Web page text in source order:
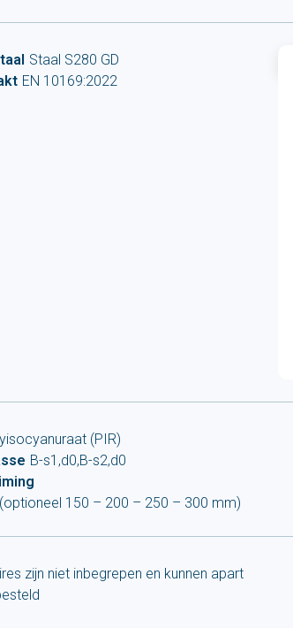
Staal S280 GD
EN 10169:2022
(PIR)
B-s1,d0,B-s2,d0
150 – 200 – 250 – 300 mm)
zijn niet inbegrepen en kunnen apart